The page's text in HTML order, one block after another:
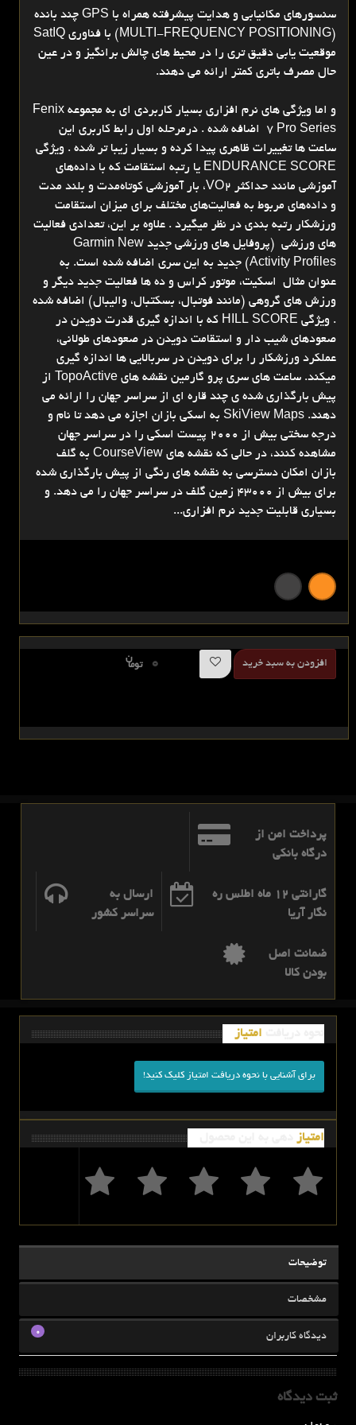
سنسورهای مکانیابی و هدایت پیشرفته همراه با GPS چند بانده
(MULTI-FREQUENCY POSITIONING) با فناوری SatIQ
موقعیت یابی دقیق تری را در محیط های چالش برانگیز و در عین
حال مصرف باتری کمتر ارائه می دهند.
و اما ویژگی های نرم افزاری بسیار کاربردی ای به مجموعه Fenix
7 Pro Series اضافه شده . درمرحله اول رابط کاربری این
ساعت ها تغییرات ظاهری پیدا کرده و بسیار زیبا تر شده . ویژگی
ENDURANCE SCORE یا رتبه استقامت که با داده‌های
آموزشی مانند حداکثر VO2، بار آموزشی کوتاه‌مدت و بلند مدت
و داده‌های مربوط به فعالیت‌های مختلف برای میزان استقامت
ورزشکار رتبه بندی در نظر میگیرد . علاوه بر این، تعدادی فعالیت
های ورزشی (پروفایل های ورزشی جدید Garmin New
Activity Profiles) جدید به این سری اضافه شده است. به
عنوان مثال اسکیت، موتور کراس و ده ها فعالیت جدید دیگر و
ورزش های گروهی (مانند فوتبال، بسکتبال، والیبال) اضافه شده
. ویژگی HILL SCORE که با اندازه گیری قدرت دویدن در
صعودهای شیب دار و استقامت دویدن در صعودهای طولانی،
عملکرد ورزشکار را برای دویدن در سربالایی ها اندازه گیری
میکند. ساعت های سری پرو گارمین نقشه های TopoActive از
پیش بارگذاری شده ی چند قاره ای از سراسر جهان را ارائه می
دهند. SkiView Maps به اسکی بازان اجازه می دهد تا نام و
درجه سختی بیش از 2000 پیست اسکی را در سراسر جهان
مشاهده کنند، در حالی که نقشه های CourseView به گلف
بازان امکان دسترسی به نقشه های رنگی از پیش بارگذاری شده
برای بیش از 43000 زمین گلف در سراسر جهان را می دهد. و
بسیاری قابلیت جدید نرم افزاری...
افزودن به سبد خرید توما
ن 0
پرداخت امن از
درگاه بانکی
گارانتی 12 ماه اطلس ره
نگار آریا
ارسال به
سراسر کشور
ضمانت اصل
بودن کالا
امتیاز
برای آشنایی با نحوه دریافت امتیاز کلیک کنید!
امتیاز
توضیحات
مشخصات
0 دیدگاه کاربران
ثبت دیدگاه